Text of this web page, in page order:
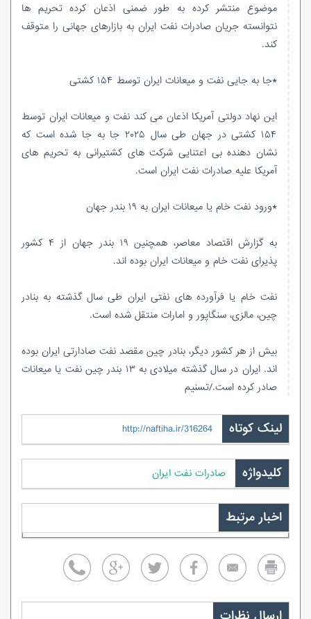
موضوع منتشر کرده به طور ضمنی اذعان کرده تحریم ها
نتوانسته جریان صادرات نفت ایران به بازارهای جهانی را متوقف
کند.
*جا به جایی نفت و میعانات ایران توسط ۱۵۴ کشتی
این نهاد دولتی آمریکا اذعان می کند نفت و میعانات ایران توسط
۱۵۴ کشتی در جهان طی سال ۲۰۲۵ جا به جا شده است که
نشان دهنده بی اعتنایی شرکت های کشتیرانی به تحریم های
آمریکا علیه صادرات نفت ایران است.
*ورود نفت خام یا میعانات ایران به ۱۹ بندر جهان
به گزارش اقتصاد معاصر، همچنین ۱۹ بندر جهان از ۴ کشور
پذیرای نفت خام و میعانات ایران بوده اند.
نفت خام یا فرآورده های نفتی ایران طی سال گذشته به بنادر
چین، مالزی، سنگاپور و امارات منتقل شده است.
بیش از هر کشور دیگر، بنادر چین مقصد نفت صادارتی ایران بوده
اند. ایران در سال گذشته میلادی به ۱۳ بندر چین نفت یا میعانات
صادر کرده است./تسنیم
لینک کوتاه http://naftiha.ir/316264
کلیدواژه صادرات نفت ایران
اخبار مرتبط